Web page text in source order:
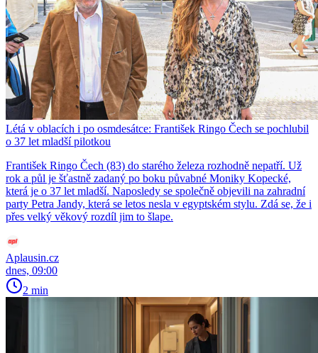
Létá v oblacích i po osmdesátce: František Ringo Čech se pochlubil
o 37 let mladší pilotkou
František Ringo Čech (83) do starého železa rozhodně nepatří. Už
rok a půl je šťastně zadaný po boku půvabné Moniky Kopecké,
která je o 37 let mladší. Naposledy se společně objevili na zahradní
party Petra Jandy, která se letos nesla v egyptském stylu. Zdá se, že i
přes velký věkový rozdíl jim to šlape.
Aplausin.cz
dnes, 09:00
2 min